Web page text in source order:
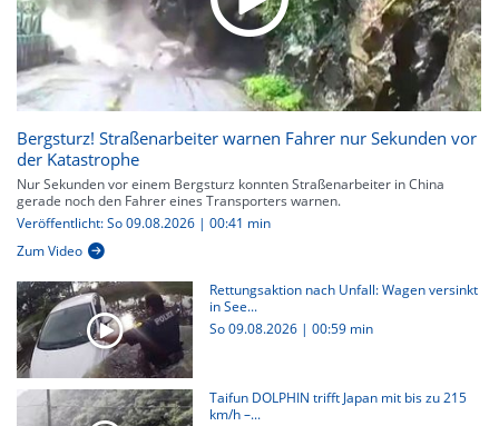
Bergsturz! Straßenarbeiter warnen Fahrer nur Sekunden vor
der Katastrophe
Nur Sekunden vor einem Bergsturz konnten Straßenarbeiter in China
gerade noch den Fahrer eines Transporters warnen.
Veröffentlicht: So 09.08.2026 | 00:41 min
Zum Video
Rettungsaktion nach Unfall: Wagen versinkt
in See...
So 09.08.2026 | 00:59 min
Taifun DOLPHIN trifft Japan mit bis zu 215
km/h –...